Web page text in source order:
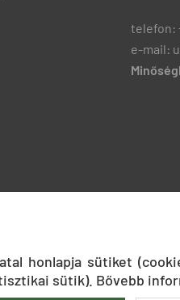
telefon:
e-mail:
honlapja sütiket
sütik). Bővebb